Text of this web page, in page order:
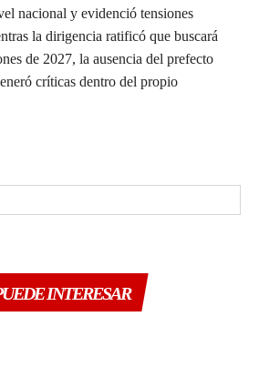
nacional y evidenció tensiones
la dirigencia ratificó que buscará
de 2027, la ausencia del prefecto
críticas dentro del propio
INTERESAR